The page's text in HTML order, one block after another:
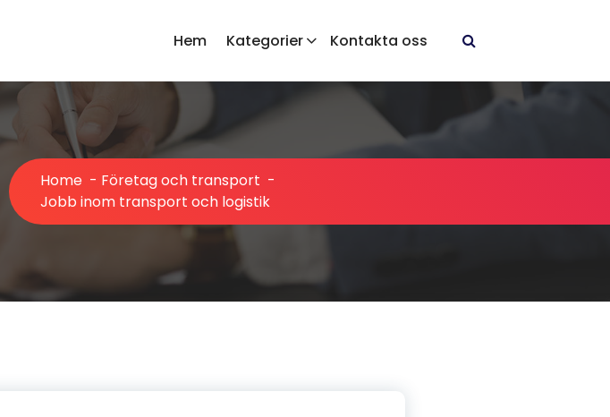
Hem Kategorier Kontakta oss
Home - Företag och transport -
Jobb inom transport och logistik